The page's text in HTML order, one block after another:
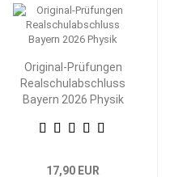
Original-Prüfungen
Realschulabschluss
Bayern 2026 Physik
17,90 EUR